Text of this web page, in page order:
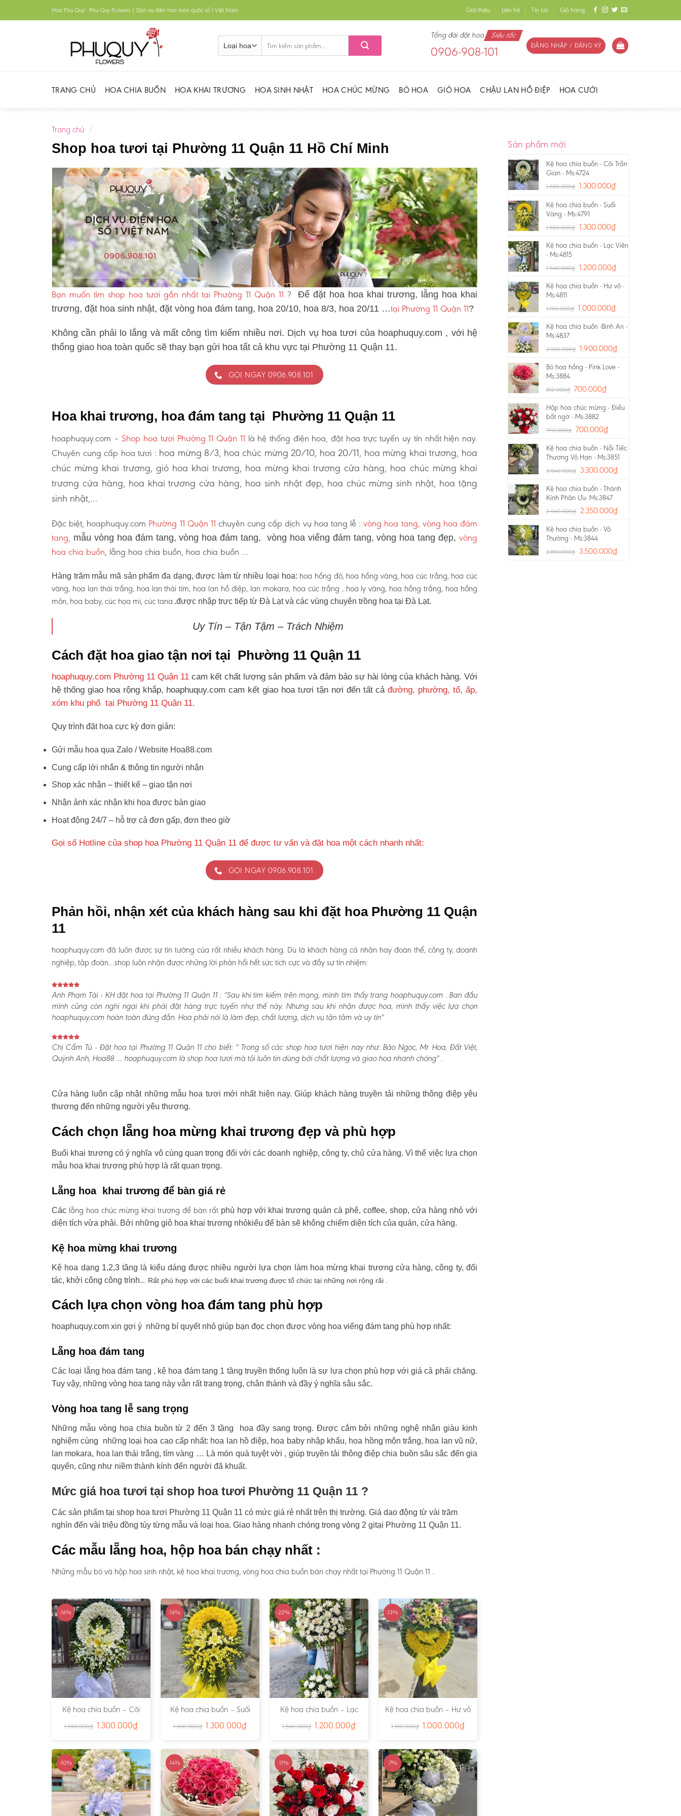
to
Hoa Phú Quý - Phu Quy FLowers | Dịch vụ điện hoa toàn quốc số 1 Việt Nam Giới thiệu Liên hệ Tin tức Giỏ hàng
kiếm:
Tổng đài đặt hoa Siêu tốc
0906-908-101 ĐĂNG NHẬP / ĐĂNG KÝ
TRANG CHỦ HOA CHIA BUỒN HOA KHAI TRƯƠNG HOA SINH NHẬT HOA CHÚC MỪNG BÓ HOA GIỎ HOA CHẬU LAN HỒ ĐIỆP HOA CƯỚI
Trang chủ /
Shop hoa tươi tại Phường 11 Quận 11 Hồ Chí Minh
Bạn muốn tìm shop hoa tươi gần nhất tại Phường 11 Quận 11 ? Để đặt hoa hoa khai trương, lẵng hoa khai
trương, đặt hoa sinh nhật, đặt vòng hoa đám tang, hoa 20/10, hoa 8/3, hoa 20/11 …tại Phường 11 Quận 11?
Không cần phải lo lắng và mất công tìm kiếm nhiều nơi. Dịch vụ hoa tươi của hoaphuquy.com , với hệ
thống giao hoa toàn quốc sẽ thay bạn gửi hoa tất cả khu vực tại Phường 11 Quận 11.
GỌI NGAY 0906.908.101
Hoa khai trương, hoa đám tang tại Phường 11 Quận 11
hoaphuquy.com – Shop hoa tươi Phường 11 Quận 11 là hệ thống điện hoa, đặt hoa trực tuyến uy tín nhất hiện nay.
Chuyên cung cấp hoa tươi : hoa mừng 8/3, hoa chúc mừng 20/10, hoa 20/11, hoa mừng khai trương, hoa
chúc mừng khai trương, giỏ hoa khai trương, hoa mừng khai trương cửa hàng, hoa chúc mừng khai
trương cửa hàng, hoa khai trương cửa hàng, hoa sinh nhật đẹp, hoa chúc mừng sinh nhật, hoa tặng
sinh nhật,…
Đặc biệt, hoaphuquy.com Phường 11 Quận 11 chuyên cung cấp dịch vụ hoa tang lễ :vòng hoa tang, vòng hoa đám
tang, mẫu vòng hoa đám tang, vòng hoa đám tang, vòng hoa viếng đám tang, vòng hoa tang đẹp,vòng
hoa chia buồn, lẵng hoa chia buồn, hoa chia buồn …
Hàng trăm mẫu mã sản phẩm đa dạng, được làm từ nhiều loại hoa: hoa hồng đỏ, hoa hồng vàng, hoa cúc trắng, hoa cúc
vàng, hoa lan thái trắng, hoa lan thái tím, hoa lan hồ điệp, lan mokara, hoa cúc trắng , hoa ly vàng, hoa hồng trắng, hoa hồng
môn, hoa baby, cúc họa mi, cúc tana..được nhập trực tiếp từ Đà Lạt và các vùng chuyên trồng hoa tại Đà Lạt.
Uy Tín – Tận Tậm – Trách Nhiệm
Cách đặt hoa giao tận nơi tại Phường 11 Quận 11
hoaphuquy.com Phường 11 Quận 11 cam kết chất lượng sản phẩm và đảm bảo sự hài lòng của khách hàng. Với
hệ thống giao hoa rộng khắp, hoaphuquy.com cam kết giao hoa tươi tận nơi đến tất cảđường, phường, tổ, ấp,
xóm khu phố tại Phường 11 Quận 11.
Quy trình đặt hoa cực kỳ đơn giản:
Gửi mẫu hoa qua Zalo / Website Hoa88.com
Cung cấp lời nhắn & thông tin người nhận
Shop xác nhận – thiết kế – giao tận nơi
Nhận ảnh xác nhận khi hoa được bàn giao
Hoạt động 24/7 – hỗ trợ cả đơn gấp, đơn theo giờ
Gọi số Hotline của shop hoa Phường 11 Quận 11 để được tư vấn và đặt hoa một cách nhanh nhất:
GỌI NGAY 0906.908.101
Phản hồi, nhận xét của khách hàng sau khi đặt hoa Phường 11 Quận
11
hoaphuquy.com đã luôn được sự tin tưởng của rất nhiều khách hàng. Dù là khách hàng cá nhân hay đoàn thể, công ty, doanh
nghiệp, tập đoàn…shop luôn nhận được những lời phản hồi hết sức tích cực và đầy sự tín nhiệm:
Anh Phạm Tài - KH đặt hoa tại Phường 11 Quận 11 :“Sau khi tìm kiếm trên mạng, mình tìm thấy trang hoaphuquy.com . Ban đầu
mình cũng còn nghi ngại khi phải đặt hàng trực tuyến như thế này. Nhưng sau khi nhận được hoa, mình thấy việc lựa chọn
hoaphuquy.com hoàn toàn đúng đắn. Hoa phải nói là làm đẹp, chất lượng, dịch vụ tận tâm và uy tín"
Chị Cẩm Tú - Đặt hoa tại Phường 11 Quận 11 cho biết:“ Trong số các shop hoa tươi hiện nay như: Bảo Ngọc, Mr Hoa, Đất Việt,
Quỳnh Anh, Hoa88 .... hoaphuquy.com là shop hoa tươi mà tôi luôn tin dùng bởi chất lượng và giao hoa nhanh chóng" .
Cửa hàng luôn cập nhật những mẫu hoa tươi mới nhất hiện nay. Giúp khách hàng truyền tải những thông điệp yêu
thương đến những người yêu thương.
Cách chọn lẵng hoa mừng khai trương đẹp và phù hợp
Buổi khai trương có ý nghĩa vô cùng quan trọng đối với các doanh nghiệp, công ty, chủ cửa hàng. Vì thế việc lựa chọn
mẫu hoa khai trương phù hợp là rất quan trọng.
Lẵng hoa khai trương để bàn giá rẻ
Các lẵng hoa chúc mừng khai trương để bàn rấtphù hợp với khai trương quán cà phê, coffee, shop, cửa hàng nhỏ với
diện tích vừa phải. Bởi những giỏ hoa khai trương nhỏkiểu để bàn sẽ không chiếm diện tích của quán, cửa hàng.
Kệ hoa mừng khai trương
Kệ hoa dạng 1,2,3 tầng là kiểu dáng được nhiều người lựa chọn làm hoa mừng khai trương cửa hàng, công ty, đối
tác, khởi công công trình.. . Rất phù hợp với các buổi khai trương được tổ chức tại những nơi rộng rãi .
Cách lựa chọn vòng hoa đám tang phù hợp
hoaphuquy.com xin gợi ý những bí quyết nhỏ giúp bạn đọc chọn được vòng hoa viếng đám tang phù hợp nhất:
Lẵng hoa đám tang
Các loại lẵng hoa đám tang , kệ hoa đám tang 1 tầng truyền thống luôn là sự lựa chọn phù hợp với giá cả phải chăng.
Tuy vậy, những vòng hoa tang này vẫn rất trang trọng, chân thành và đầy ý nghĩa sâu sắc.
Vòng hoa tang lễ sang trọng
Những mẫu vòng hoa chia buồn từ 2 đến 3 tầng hoa đầy sang trọng. Được cắm bởi những nghệ nhân giàu kinh
nghiệm cùng những loại hoa cao cấp nhất: hoa lan hồ điệp, hoa baby nhập khẩu, hoa hồng môn trắng, hoa lan vũ nữ,
lan mokara, hoa lan thái trắng, tím vàng … Là món quà tuyệt vời , giúp truyền tải thông điệp chia buồn sâu sắc đến gia
quyến, cũng như niềm thành kính đến người đã khuất.
Mức giá hoa tươi tại shop hoa tươi Phường 11 Quận 11 ?
Các sản phẩm tại shop hoa tươi Phường 11 Quận 11 có mức giá rẻ nhất trên thị trường. Giá dao động từ vài trăm
nghìn đến vài triệu đồng tùy từng mẫu và loại hoa. Giao hàng nhanh chóng trong vòng 2 gitại Phường 11 Quận 11.
Các mẫu lẵng hoa, hộp hoa bán chạy nhất :
Những mẫu bó và hộp hoa sinh nhật, kệ hoa khai trương, vòng hoa chia buồn bán chạy nhất tại Phường 11 Quận 11 .
-16%
Kệ hoa chia buồn – Cõi
Trần Gian – Ms:4724
1.550.000₫ 1.300.000₫
-16%
Kệ hoa chia buồn – Suối
1.550.000₫ 1.300.000₫
-22%
Kệ hoa chia buồn – Lạc
1.540.000₫ 1.200.000₫
-13%
Kệ hoa chia buồn – Hư vô
1.150.000₫ 1.000.000₫
-10% -14% -11% -7%
Sản phẩm mới
Kệ hoa chia buồn - Cõi Trần
Gian - Ms:4724
1.550.000₫ 1.300.000₫
Kệ hoa chia buồn - Suối
Vàng - Ms:4791
1.550.000₫ 1.300.000₫
Kệ hoa chia buồn - Lạc Viên
- Ms:4815
1.540.000₫ 1.200.000₫
Kệ hoa chia buồn - Hư vô -
Ms:4811
1.150.000₫ 1.000.000₫
Kệ hoa chia buồn -Bình An -
Ms:4837
2.100.000₫ 1.900.000₫
Bó hoa hồng - Pink Love -
Ms:3884
812.000₫ 700.000₫
Hộp hoa chúc mừng - Điều
bất ngờ - Ms:3882
790.000₫ 700.000₫
Kệ hoa chia buồn - Nỗi Tiếc
Thương Vô Hạn - Ms:3851
3.540.000₫ 3.300.000₫
Kệ hoa chia buồn - Thành
Kính Phân Ưu- Ms:3847
2.540.000₫ 2.350.000₫
Kệ hoa chia buồn - Vô
Thường - Ms:3844
3.810.000₫ 3.500.000₫